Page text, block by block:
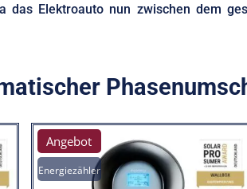
Elektroauto nun zwischen dem
Angebot
Energiezähler